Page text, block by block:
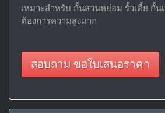
เหมาะสำหรับ กั้นสวนหย่อม รั้วเตี้ย กั้
ต้องการความสูงมาก
สอบถาม ขอใบเสนอราคา